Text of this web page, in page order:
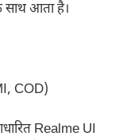
आता है।
COD)
Realme UI